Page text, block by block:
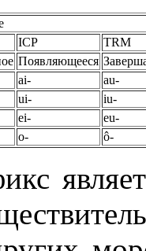
ICP
TRM
Появляющееся
ai-
au-
ui-
iu-
ei-
eu-
o- ô-